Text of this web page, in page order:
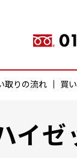
取りの流れ 買
ゼ